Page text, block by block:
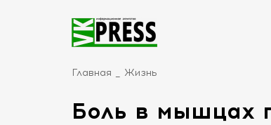
Главная Жизнь
Боль в мышцах